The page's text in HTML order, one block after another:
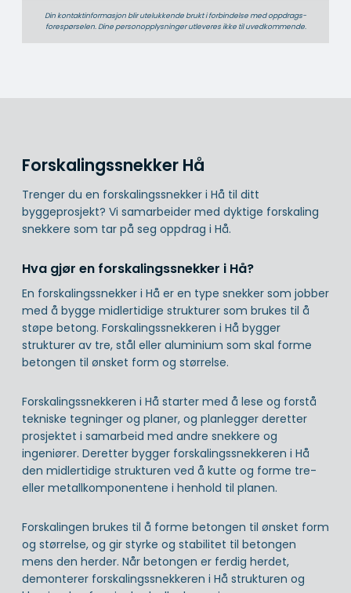
Din kontaktinformasjon blir utelukkende brukt i forbindelse med oppdrags­
forespørselen. Dine person­­opplysninger utleveres ikke til uvedkommende.
Forskalingssnekker Hå
Trenger du en forskalingssnekker i Hå til ditt
byggeprosjekt? Vi samarbeider med dyktige forskaling
snekkere som tar på seg oppdrag i Hå.
Hva gjør en forskalingssnekker i Hå?
En forskalingssnekker i Hå er en type snekker som jobber
med å bygge midlertidige strukturer som brukes til å
støpe betong. Forskalingssnekkeren i Hå bygger
strukturer av tre, stål eller aluminium som skal forme
betongen til ønsket form og størrelse.
Forskalingssnekkeren i Hå starter med å lese og forstå
tekniske tegninger og planer, og planlegger deretter
prosjektet i samarbeid med andre snekkere og
ingeniører. Deretter bygger forskalingssnekkeren i Hå
den midlertidige strukturen ved å kutte og forme tre-
eller metallkomponentene i henhold til planen.
Forskalingen brukes til å forme betongen til ønsket form
og størrelse, og gir styrke og stabilitet til betongen
mens den herder. Når betongen er ferdig herdet,
demonterer forskalingssnekkeren i Hå strukturen og